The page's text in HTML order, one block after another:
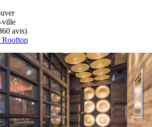
ville
avis)
Rooftop